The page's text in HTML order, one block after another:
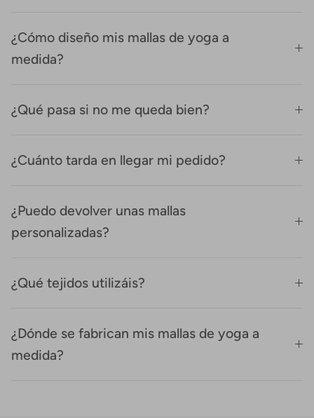
¿Cómo diseño mis mallas de yoga a
medida?
¿Qué pasa si no me queda bien?
¿Cuánto tarda en llegar mi pedido?
¿Puedo devolver unas mallas
personalizadas?
¿Qué tejidos utilizáis?
¿Dónde se fabrican mis mallas de yoga a
medida?